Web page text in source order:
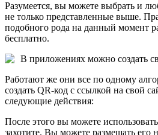
Разумеется, вы можете выбрать и
не только представленные выше.
подобного рода на данный момент
бесплатно.
В приложениях можно создать
Работают же они все по одному
создать QR-код с ссылкой на свой
следующие действия:
После этого вы можете
захотите. Вы можете размещать его